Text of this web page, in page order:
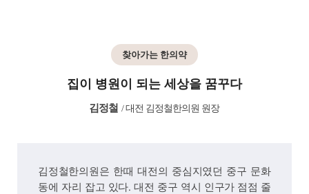
찾아가는 한의약
집이 병원이 되는 세상을 꿈꾸다
김정철 /대전 김정철한의원 원장
김정철한의원은 한때 대전의 중심지였던 중구 문화
동에 자리 잡고 있다. 대전 중구 역시 인구가 점점 줄